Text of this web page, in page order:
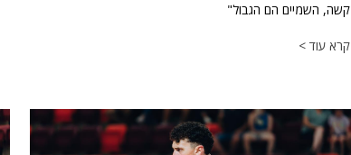
קשה, השמיים הם הגבול"
קרא עוד >